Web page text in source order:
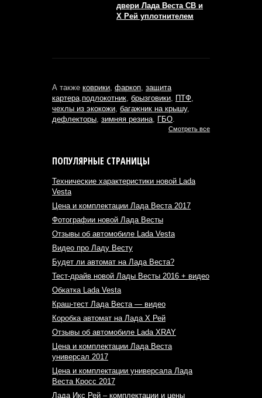
двери Лада Веста СВ и
Х Рей уплотнителем
А также коврики фаркоп защита
картера подлокотник брызговики ПТФ
чехлы из экокожи багажник на крышу,
дефлекторы зимняя резина ГБО
Смотреть все
ПОПУЛЯРНЫЕ СТРАНИЦЫ
Технические характеристики новой Lada
Vesta
Цена и комплектации Лада Веста 2017
Фотографии новой Лада Весты
Отзывы об автомобиле Lada Vesta
Видео про Ладу Весту
Будет ли автомат на Лада Веста?
Тест-драйв новой Лады Весты 2016 + видео
Обкатка Lada Vesta
Краш-тест Лада Веста — видео
Коробка автомат на Лада Х Рей
Отзывы об автомобиле Lada XRAY
Цена и комплектации Лада Веста
универсал 2017
Цена и комплектации универсала Лада
Веста Кросс 2017
Лада Икс Рей – комплектации и цены